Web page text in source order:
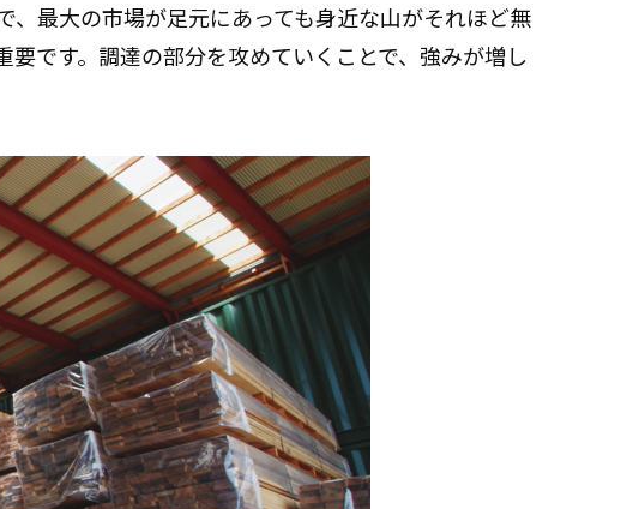
最大の市場が足元にあっても身近な山がそれほど無
です。調達の部分を攻めていくことで、強みが増し